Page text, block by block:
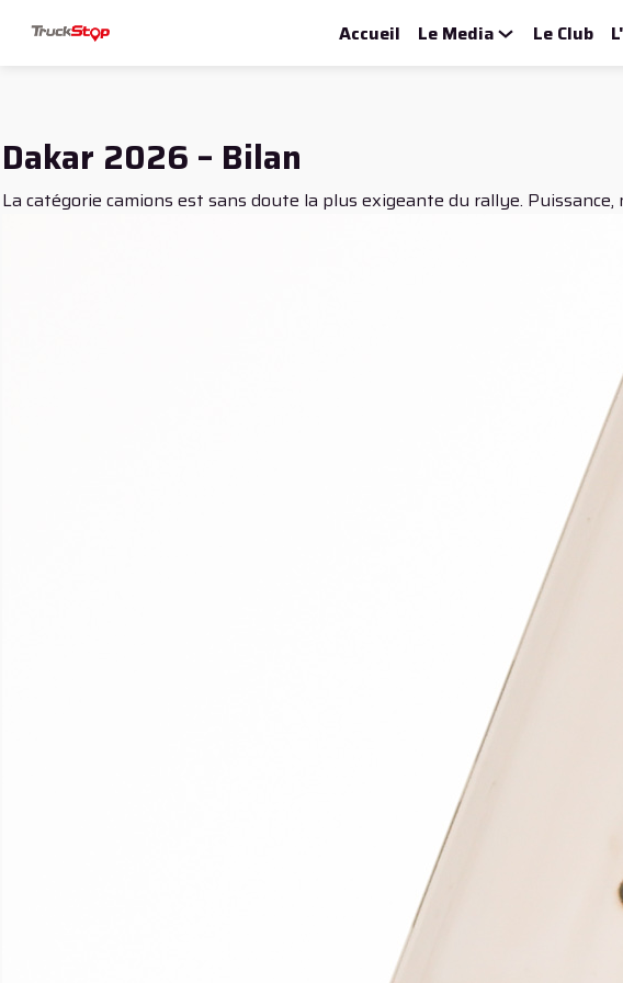
Accueil Le Media Le Club
Dakar 2026 – Bilan
La catégorie camions est sans doute la plus exigeante du rallye.